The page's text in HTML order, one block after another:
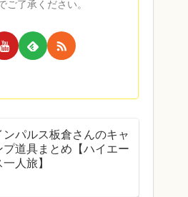
ご了承ください。
ンパルス板倉さんのキャ
プ道具まとめ【ハイエー
一人旅】